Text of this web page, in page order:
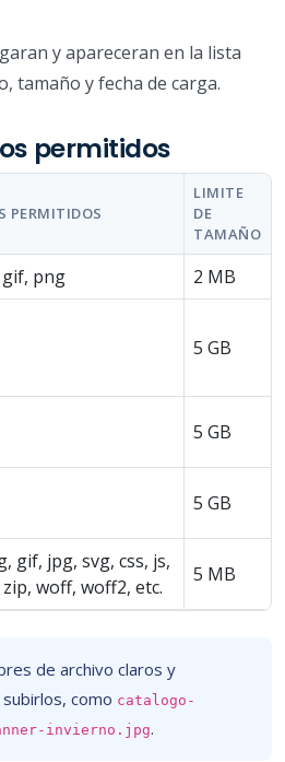
y apareceran en la lista
tamaño y fecha de carga.
permitidos
PERMITIDOS
LIMITE
DE
TAMAÑO
png
2 MB
5 GB
5 GB
5 GB
gif, jpg, svg, css, js,
woff, woff2, etc.
5 MB
de archivo claros y
como catalogo-
invierno.jpg.